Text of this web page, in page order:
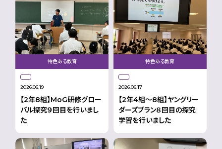
2026.06.19
特色ある教育
【2年8組】MoG研修グロー
バル探究９回目を行いまし
た
2026.06.17
特色ある教育
【2年4組〜8組】ヤングリー
ダーズプラン８回目の探究
学習を行いました